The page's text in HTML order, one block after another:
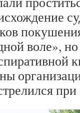
воле»,
при